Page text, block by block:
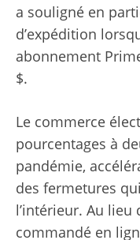
a souligné en
d’expédition
abonnement
$.
Le commerce
pourcentages à
pandémie,
des fermetures
l’intérieur. Au lieu
commandé en